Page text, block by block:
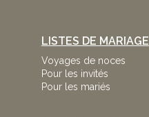
LISTES DE MARIAGE
Voyages de noces
Pour les invités
Pour les mariés